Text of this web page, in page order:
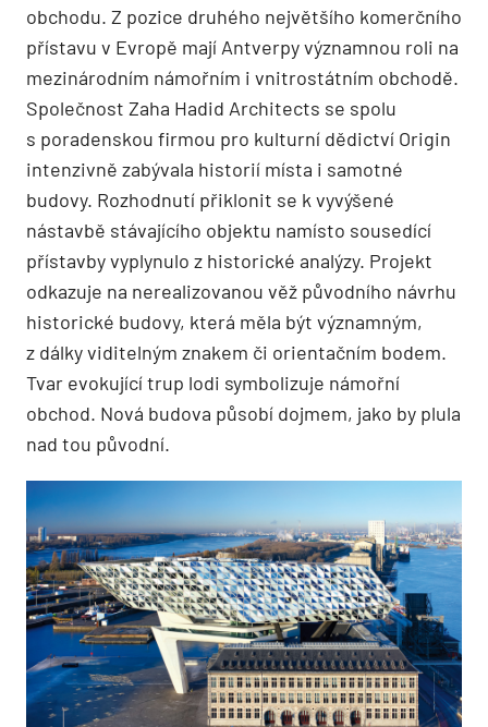
obchodu. Z pozice druhého největšího komerčního
přístavu v Evropě mají Antverpy významnou roli na
mezinárodním námořním i vnitrostátním obchodě.
Společnost Zaha Hadid Architects se spolu
s poradenskou firmou pro kulturní dědictví Origin
intenzivně zabývala historií místa i samotné
budovy. Rozhodnutí přiklonit se k vyvýšené
nástavbě stávajícího objektu namísto sousedící
přístavby vyplynulo z historické analýzy. Projekt
odkazuje na nerealizovanou věž původního návrhu
historické budovy, která měla být významným,
z dálky viditelným znakem či orientačním bodem.
Tvar evokující trup lodi symbolizuje námořní
obchod. Nová budova působí dojmem, jako by plula
nad tou původní.